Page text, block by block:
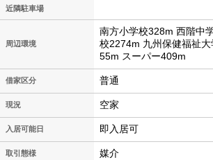
近隣駐車場
周辺環境
南方小学校328m 西階中
校2274m 九州保健福祉
55m スーパー409m
借家区分 普通
現況 空家
入居可能日 即入居可
取引態様 媒介